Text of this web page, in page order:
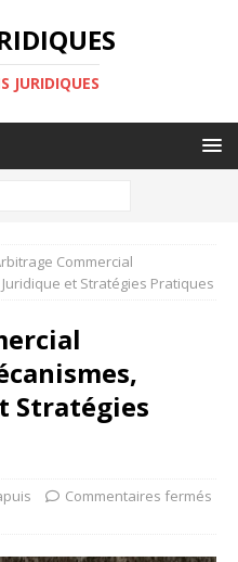
JURIDIQUES
Commercial
et Stratégies Pratiques
Stratégies
Commentaires fermés